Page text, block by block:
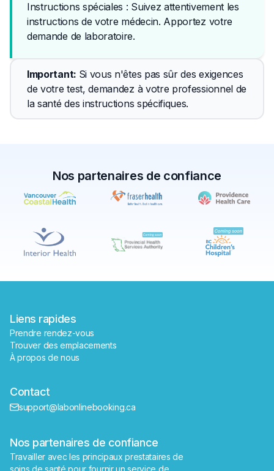
Instructions spéciales : Suivez attentivement les
instructions de votre médecin. Apportez votre
demande de laboratoire.
Important: Si vous n'êtes pas sûr des exigences
de votre test, demandez à votre professionnel de
la santé des instructions spécifiques.
Nos partenaires de confiance
Liens rapides
Prendre rendez-vous
Trouver des emplacements
À propos de nous
Contact
support@labonlinebooking.ca
Nos partenaires de confiance
Travailler avec les principaux prestataires de
soins de santé pour fournir un service de
✕
Réserver Trouver un laboratoire près de moi